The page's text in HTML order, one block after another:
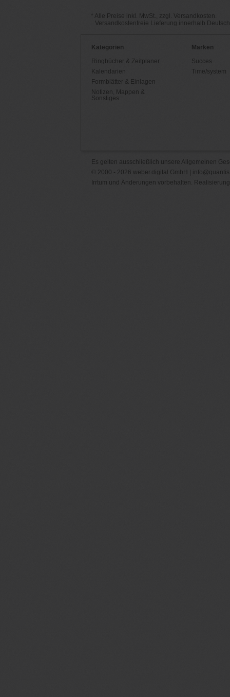
* Alle Preise inkl. MwSt., zzgl. Versandkosten.
Versandkostenfreie Lieferung innerhalb
Kategorien
Ringbücher & Zeitplaner
Kalendarien
Formblätter & Einlagen
Notizen, Mappen &
Sonstiges
Marken
Succes
Time/system
Es gelten ausschließlich unsere Allgemeinen
© 2000 - 2026 weber.digital GmbH |
Irrtum und Änderungen vorbehalten.